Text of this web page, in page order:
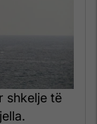
shkelje të